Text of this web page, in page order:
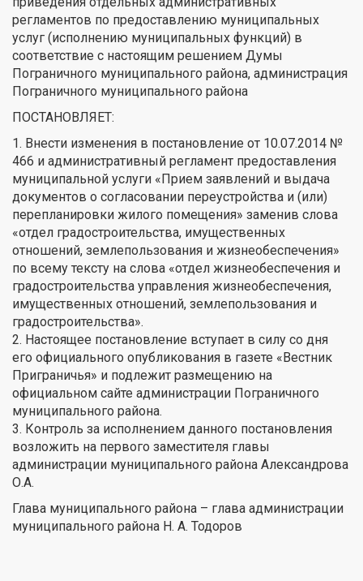
регламентов по предоставлению муниципальных
услуг (исполнению муниципальных функций) в
соответствие с настоящим решением Думы
Пограничного муниципального района, администрация
Пограничного муниципального района
ПОСТАНОВЛЯЕТ:
1. Внести изменения в постановление от 10.07.2014 №
466 и административный регламент предоставления
муниципальной услуги «Прием заявлений и выдача
документов о согласовании переустройства и (или)
перепланировки жилого помещения» заменив слова
«отдел градостроительства, имущественных
отношений, землепользования и жизнеобеспечения»
по всему тексту на слова «отдел жизнеобеспечения и
градостроительства управления жизнеобеспечения,
имущественных отношений, землепользования и
градостроительства».
2. Настоящее постановление вступает в силу со дня
его официального опубликования в газете «Вестник
Приграничья» и подлежит размещению на
официальном сайте администрации Пограничного
муниципального района.
3. Контроль за исполнением данного постановления
возложить на первого заместителя главы
администрации муниципального района Александрова
О.А.
Глава муниципального района – глава администрации
муниципального района Н. А. Тодоров